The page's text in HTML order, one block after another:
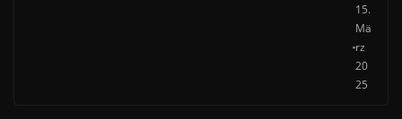
15.
Mä
rz
20
25